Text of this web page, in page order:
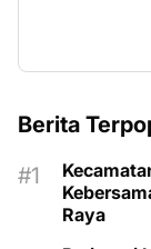
Berita
Raya